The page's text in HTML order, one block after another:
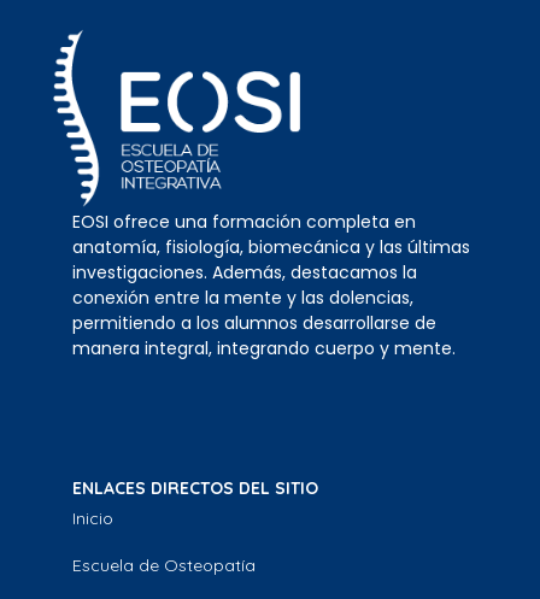
EOSI ofrece una formación completa en
anatomía, fisiología, biomecánica y las últimas
investigaciones. Además, destacamos la
conexión entre la mente y las dolencias,
permitiendo a los alumnos desarrollarse de
manera integral, integrando cuerpo y mente.
ENLACES DIRECTOS DEL SITIO
Inicio
Escuela de Osteopatía